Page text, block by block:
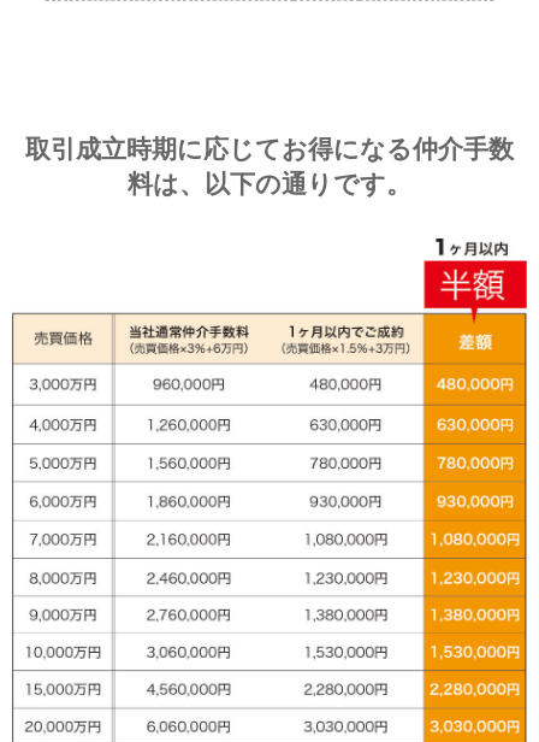
取引成立時期に応じてお得になる仲介手数
料は、以下の通りです。